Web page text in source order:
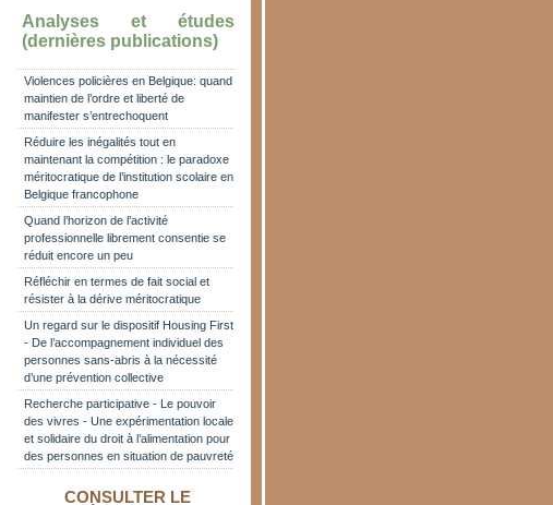
Analyses et études
(dernières publications)
Violences policières en Belgique: quand
maintien de l’ordre et liberté de
manifester s’entrechoquent
Réduire les inégalités tout en
maintenant la compétition : le paradoxe
méritocratique de l’institution scolaire en
Belgique francophone
Quand l’horizon de l’activité
professionnelle librement consentie se
réduit encore un peu
Réfléchir en termes de fait social et
résister à la dérive méritocratique
Un regard sur le dispositif Housing First
- De l’accompagnement individuel des
personnes sans-abris à la nécessité
d’une prévention collective
Recherche participative - Le pouvoir
des vivres - Une expérimentation locale
et solidaire du droit à l’alimentation pour
des personnes en situation de pauvreté
CONSULTER LE